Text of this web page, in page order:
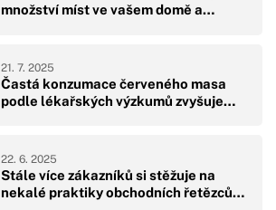
množství míst ve vašem domě a…
Častá konzumace červeného masa
podle lékařských výzkumů zvyšuje…
21. 7. 2025
Stále více zákazníků si stěžuje na
nekalé praktiky obchodních řetězců…
22. 6. 2025